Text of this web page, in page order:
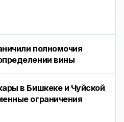
полномочия
вины
в Бишкеке и Чуйской
ограничения